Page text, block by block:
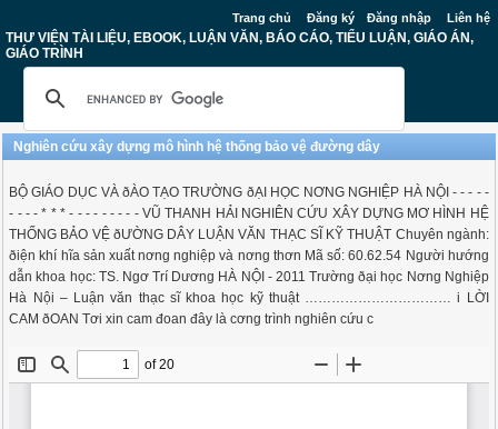
Trang chủ Đăng ký Đăng nhập Liên hệ
THƯ VIỆN TÀI LIỆU, EBOOK, LUẬN VĂN, BÁO CÁO, TIỂU LUẬN, GIÁO ÁN,
GIÁO TRÌNH
Nghiên cứu xây dựng mô hình hệ thống bảo vệ đường dây
BỘ GIÁO DỤC VÀ ðÀO TẠO TRƯỜNG ðẠI HỌC NƠNG NGHIỆP HÀ NỘI - - - - -
- - - - * * * - - - - - - - - - VŨ THANH HẢI NGHIÊN CỨU XÂY DỰNG MƠ HÌNH HỆ
THỐNG BẢO VỆ ðƯỜNG DÂY LUẬN VĂN THẠC SĨ KỸ THUẬT Chuyên ngành:
ðiện khí hĩa sản xuất nơng nghiệp và nơng thơn Mã số: 60.62.54 Người hướng
dẫn khoa học: TS. Ngơ Trí Dương HÀ NỘI - 2011 Trường ðại học Nơng Nghiệp
Hà Nội – Luận văn thạc sĩ khoa học kỹ thuật …………………………… i LỜI
CAM ðOAN Tơi xin cam đoan đây là cơng trình nghiên cứu c